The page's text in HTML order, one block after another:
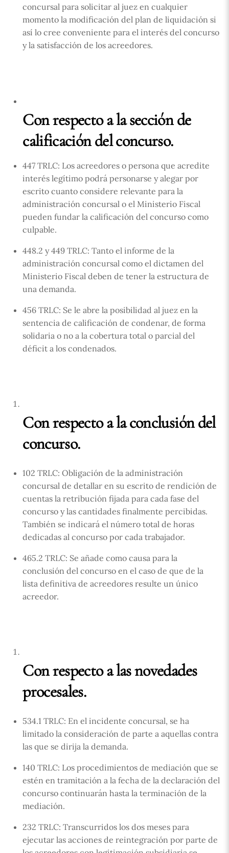
concursal para solicitar al juez en cualquier
momento la modificación del plan de liquidación si
así lo cree conveniente para el interés del concurso
y la satisfacción de los acreedores.
Con respecto a la sección de
calificación del concurso.
447 TRLC: Los acreedores o persona que acredite
interés legítimo podrá personarse y alegar por
escrito cuanto considere relevante para la
administración concursal o el Ministerio Fiscal
pueden fundar la calificación del concurso como
culpable.
448.2 y 449 TRLC: Tanto el informe de la
administración concursal como el dictamen del
Ministerio Fiscal deben de tener la estructura de
una demanda.
456 TRLC: Se le abre la posibilidad al juez en la
sentencia de calificación de condenar, de forma
solidaria o no a la cobertura total o parcial del
déficit a los condenados.
Con respecto a la conclusión del
concurso.
102 TRLC: Obligación de la administración
concursal de detallar en su escrito de rendición de
cuentas la retribución fijada para cada fase del
concurso y las cantidades finalmente percibidas.
También se indicará el número total de horas
dedicadas al concurso por cada trabajador.
465.2 TRLC: Se añade como causa para la
conclusión del concurso en el caso de que de la
lista definitiva de acreedores resulte un único
acreedor.
Con respecto a las novedades
procesales.
534.1 TRLC: En el incidente concursal, se ha
limitado la consideración de parte a aquellas contra
las que se dirija la demanda.
140 TRLC: Los procedimientos de mediación que se
estén en tramitación a la fecha de la declaración del
concurso continuarán hasta la terminación de la
mediación.
232 TRLC: Transcurridos los dos meses para
ejecutar las acciones de reintegración por parte de